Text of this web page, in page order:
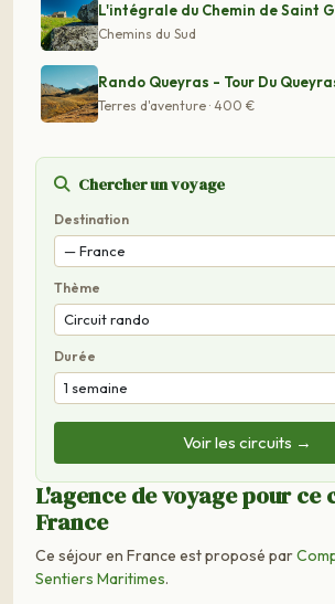
L'intégrale du Chemin de Saint
Chemins du Sud
Rando Queyras - Tour Du
Terres d'aventure · 400 €
Chercher un voyage
Destination
Thème
Durée
Voir les circuits →
L'agence de voyage pour ce
France
Ce séjour en France est proposé par
Sentiers Maritimes.